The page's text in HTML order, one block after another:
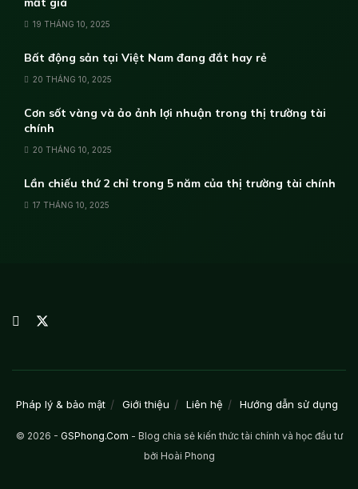
19 THÁNG 10, 2025
Bất động sản tại Việt Nam đang đắt hay rẻ
20 THÁNG 10, 2025
Cơn sốt vàng và ảo ảnh lợi nhuận trong thị trường tài
chính
20 THÁNG 10, 2025
Lần chiếu thứ 2 chỉ trong 5 năm của thị trường tài chính
17 THÁNG 10, 2025
Pháp lý & bảo mật Giới thiệu Liên hệ Hướng dẫn sử dụng
© 2026 - GSPhong.Com - Blog chia sẻ kiến thức tài chính và học đầu tư
bởi Hoài Phong